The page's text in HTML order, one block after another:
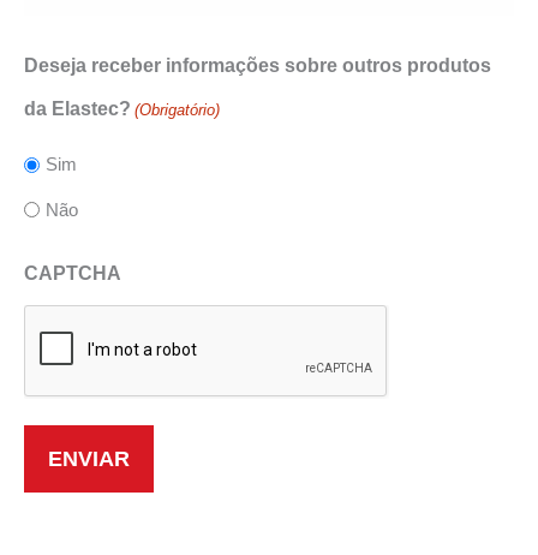
Deseja receber informações sobre outros produtos
da Elastec? (Obrigatório)
Sim
Não
CAPTCHA